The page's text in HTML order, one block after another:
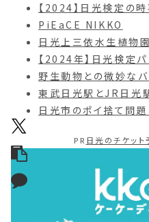
【2024】日光検定の
PiEaCE NIKKO
日光上三依水生植物
【2024年】日光検定
野生動物との微妙な
東武日光駅とJR日光
日光市のポイ捨て問
PR 日光のチケッ